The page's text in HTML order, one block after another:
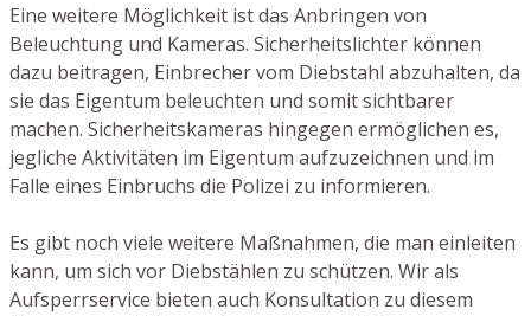
Eine weitere Möglichkeit ist das Anbringen von
Beleuchtung und Kameras. Sicherheitslichter können
dazu beitragen, Einbrecher vom Diebstahl abzuhalten, da
sie das Eigentum beleuchten und somit sichtbarer
machen. Sicherheitskameras hingegen ermöglichen es,
jegliche Aktivitäten im Eigentum aufzuzeichnen und im
Falle eines Einbruchs die Polizei zu informieren.
Es gibt noch viele weitere Maßnahmen, die man einleiten
kann, um sich vor Diebstählen zu schützen. Wir als
Aufsperrservice bieten auch Konsultation zu diesem